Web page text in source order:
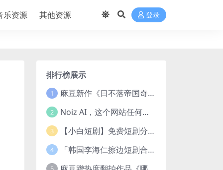
乐资源 其他资源 登录
排行榜展示
1 麻豆新作《日不落帝国奇欲记》流出，已解除登录验证！
2 Noiz AI，这个网站任何声音都能克隆，完全免费
3 【小白短剧】免费短剧分享2025年1月3日
4 「韩国李海仁擦边短剧合集【15部中字54部原版】